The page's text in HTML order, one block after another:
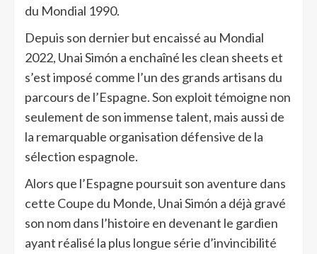
du Mondial 1990.
Depuis son dernier but encaissé au Mondial
2022, Unai Simón a enchaîné les clean sheets et
s’est imposé comme l’un des grands artisans du
parcours de l’Espagne. Son exploit témoigne non
seulement de son immense talent, mais aussi de
la remarquable organisation défensive de la
sélection espagnole.
Alors que l’Espagne poursuit son aventure dans
cette Coupe du Monde, Unai Simón a déjà gravé
son nom dans l’histoire en devenant le gardien
ayant réalisé la plus longue série d’invincibilité